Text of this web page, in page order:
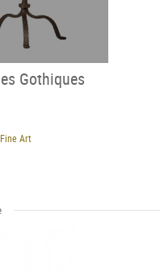
Gothiques
Art